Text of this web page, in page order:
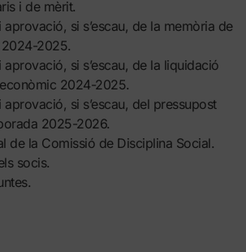
i de mèrit.
aprovació, si s’escau, de la memòria de
2025.
aprovació, si s’escau, de la liquidació
2024-2025.
aprovació, si s’escau, del pressupost
2025-2026.
de la Comissió de Disciplina Social.
socis.